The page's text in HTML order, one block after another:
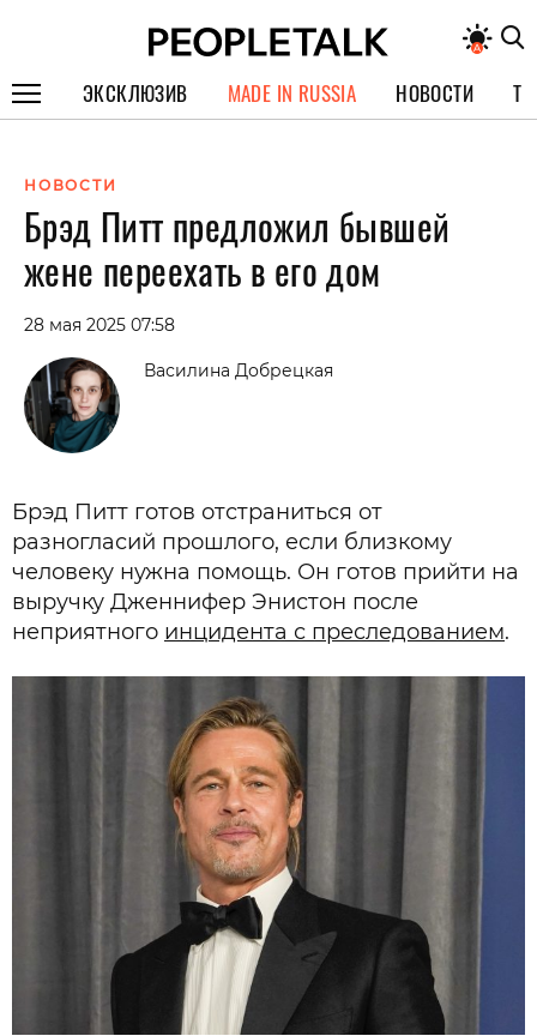
ЭКСКЛЮЗИВ
СПЕЦПРОЕКТЫ
ИНТЕРВЬЮ
ПОКОЛЕНИЕ
MADE IN RUSSIA НОВОСТИ
НОВОСТИ
Брэд Питт предложил бывшей
жене переехать в его дом
28 мая 2025 07:58
Василина Добрецкая
Брэд Питт готов отстраниться от
разногласий прошлого, если близкому
человеку нужна помощь. Он готов прийти на
выручку Дженнифер Энистон после
неприятного инцидента с преследованием.